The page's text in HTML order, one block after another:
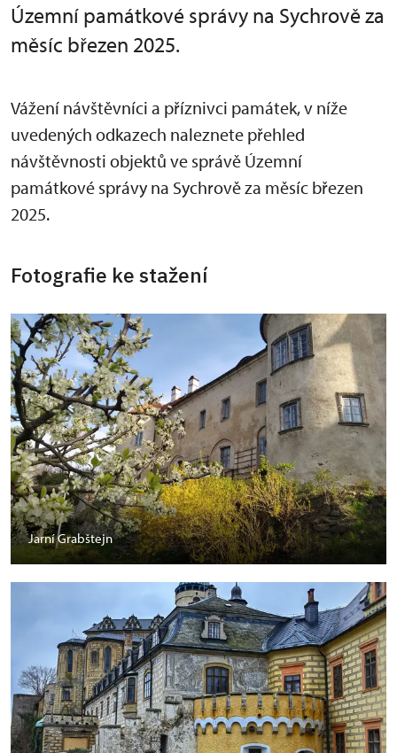
Územní památkové správy na Sychrově za
měsíc březen 2025.
Vážení návštěvníci a příznivci památek, v níže
uvedených odkazech naleznete přehled
návštěvnosti objektů ve správě Územní
památkové správy na Sychrově za měsíc březen
2025.
Fotografie ke stažení
Jarní Grabštejn